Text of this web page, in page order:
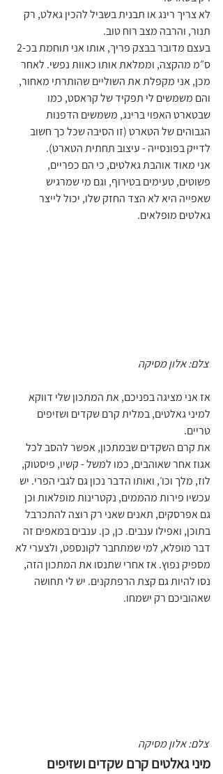
לא צריך רינג או תבנית בשביל להכין גאלט, רק
תנור, והרבה מצב רוח טוב.
ס״מ מהקצה, וממלאת אותו כאוות נפשי. לאחר
מכן, אני מקפלת את השוליים שהותרתי מאחור,
והם משמשים לי תפקיד של קראסט, כמו
שבטארט האפוי ברינג, משמשים הדפנות
הגבוהים של הטארט (זו הסיבה שכל כך חשוב
לדייק בפונסייה - עיצוב תחתית הטארט).
אני מאוד אוהבת גאלטים, כי הם כפריים,
פשוטים, טעימים בטירוף, וגם מי שמרגיש
שאפייה היא לא הצד החזק שלו, יכול לייצר
גאלטים מופלאים.
צלם: אלון מסיקה
אז אני מציגה בפניכם, את המתכון שלי דווקא
למיני גאלטים, במלית קרם שקדים ושזיפים
טריים.
את קרם השקדים שבמתכון, אפשר להסב לכל
אגוז אחר שאוהבים, כמו למשל - קשיו, פיסטוק,
לוז, מלך וכו׳, ואותו הדבר נכון גם לגבי הפרי. יש
עכשיו פירות מהממים, נקטרינות מופלאות וכן
גם אפרסקים, תאנים שאני רק רוצה להתכרבל
בתוכן, ואפילו ענבים. כן, כן. ענבים במאפים זה
דבר מופלא, למי שמתחבר לקונספט, ולצערי לא
מספיק נפוץ. אז אחרי שתנסו את המתכון הזה,
נסו להיות גם קצת הרפתקנים. יש לי תחושה
שאהוביכם רק ישמחו.
צלם: אלון מסיקה
מיני גאלטים קרם שקדים ושזיפים